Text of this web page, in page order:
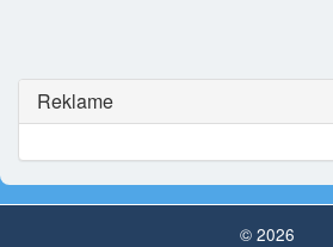
Reklame
© 2026